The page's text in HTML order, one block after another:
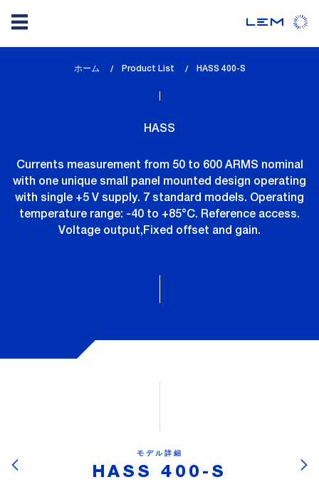
ホーム Product List
lem_current_page
HASS 400-S
HASS
Currents measurement from 50 to 600 ARMS nominal
with one unique small panel mounted design operating
with single +5 V supply. 7 standard models. Operating
temperature range: -40 to +85°C. Reference access.
Voltage output,Fixed offset and gain.
モデル詳細
HASS 400-S